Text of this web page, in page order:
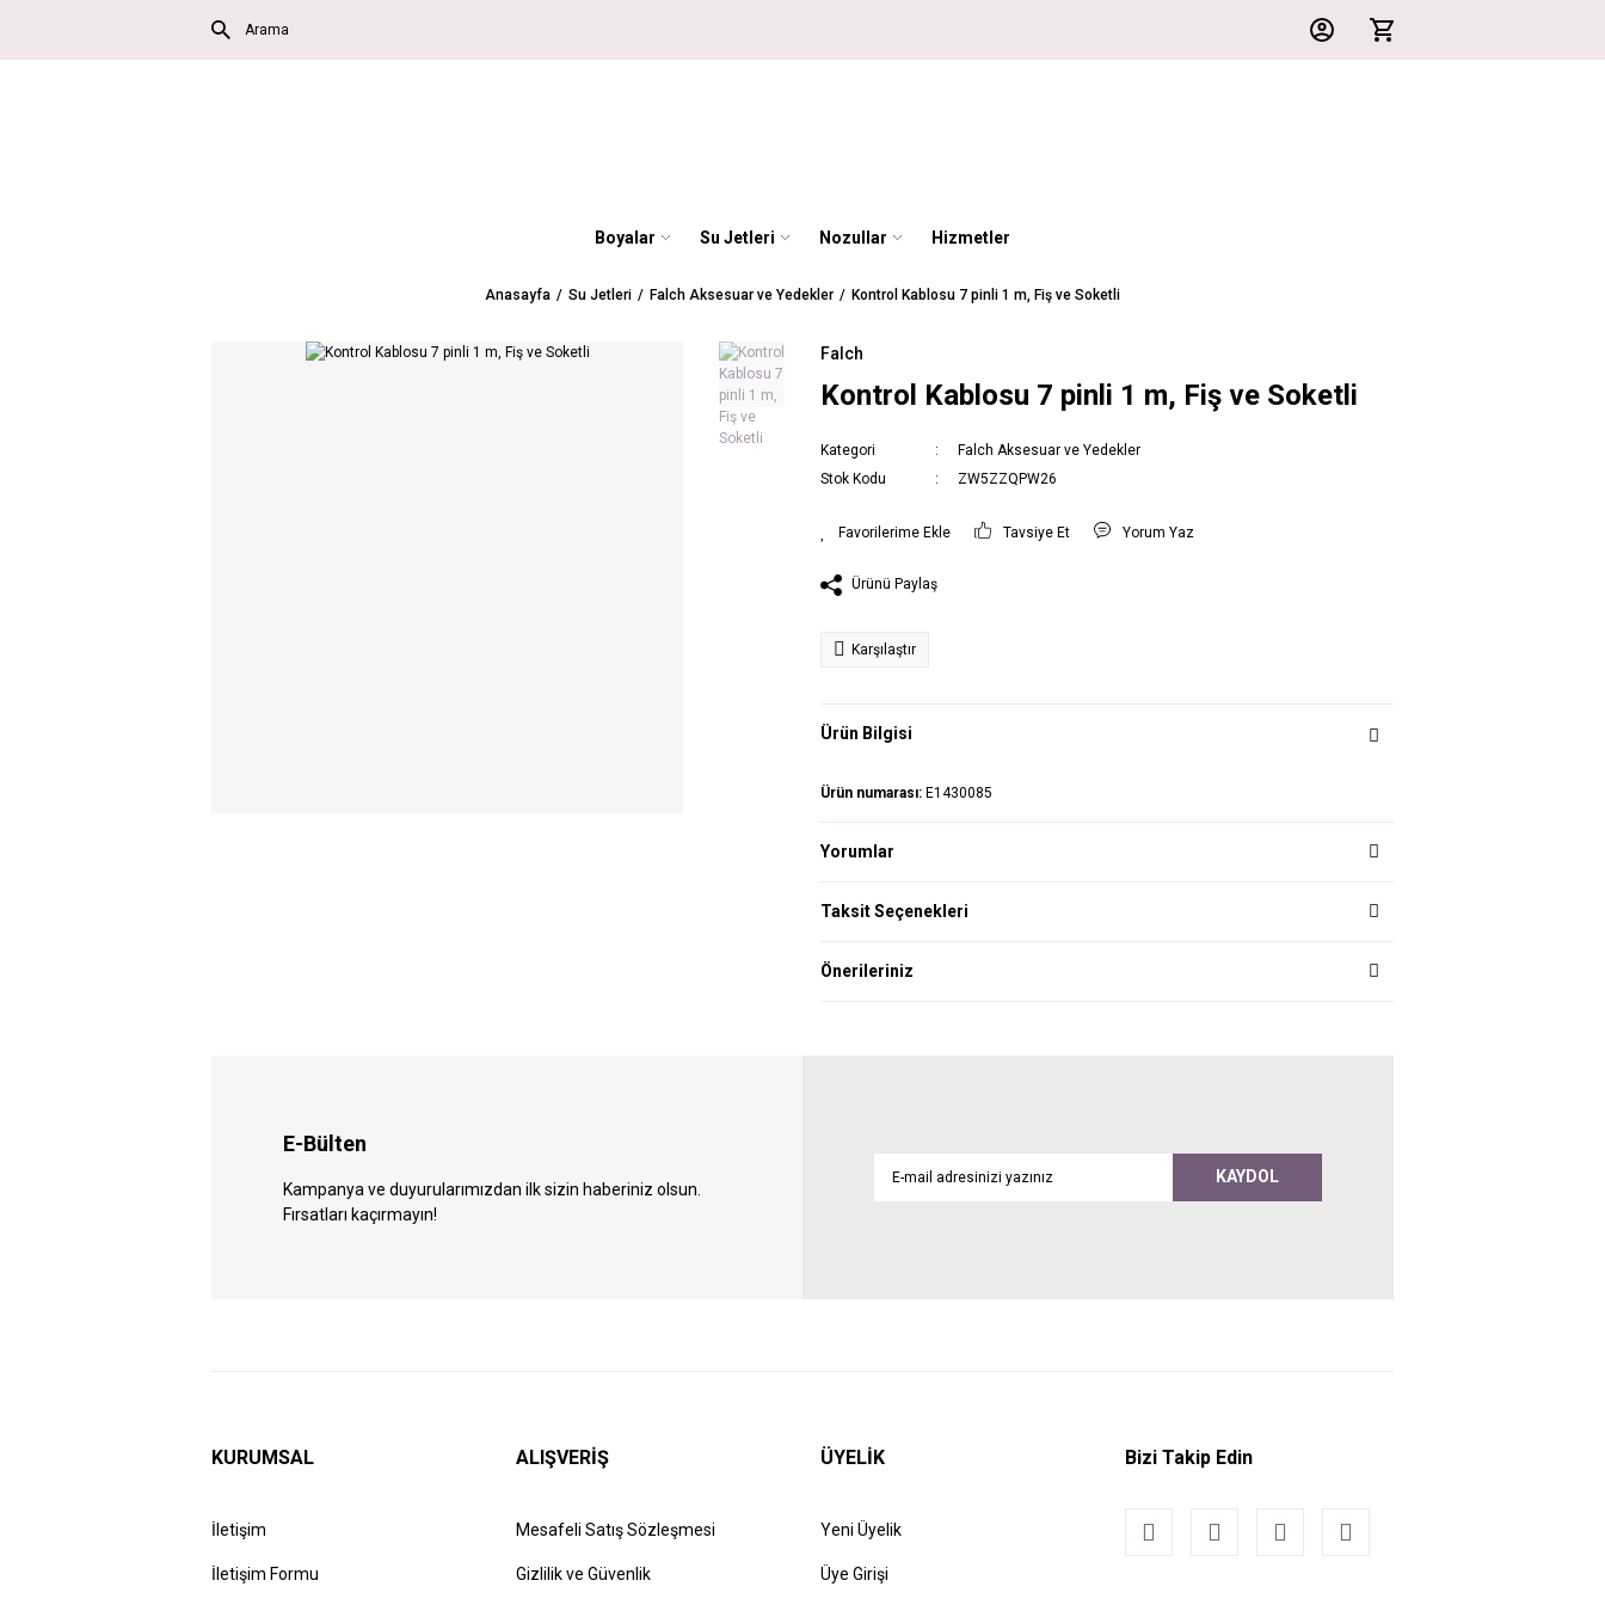
Boyalar Su Jetleri Nozullar Hizmetler
Anasayfa Su Jetleri Falch Aksesuar ve Yedekler Kontrol Kablosu 7 pinli 1 m, Fiş ve Soketli
Falch
Kontrol Kablosu 7 pinli 1 m, Fiş ve Soketli
Kategori
Falch Aksesuar ve Yedekler
Stok Kodu
ZW5ZZQPW26
Tavsiye Et Yorum Yaz
Ürünü Paylaş
Karşılaştır
Ürün Bilgisi
Ürün numarası: E1430085
Yorumlar
Taksit Seçenekleri
Önerileriniz
E-Bülten
Kampanya ve duyurularımızdan ilk sizin haberiniz olsun.
Fırsatları kaçırmayın!
KAYDOL
KURUMSAL
İletişim
İletişim Formu
ALIŞVERİŞ
Mesafeli Satış Sözleşmesi
Gizlilik ve Güvenlik
ÜYELİK
Yeni Üyelik
Üye Girişi
Bizi Takip Edin